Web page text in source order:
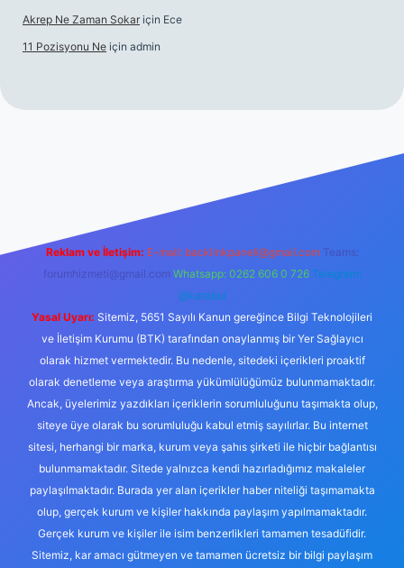
Akrep Ne Zaman Sokar için Ece
11 Pozisyonu Ne için admin
Reklam ve İletişim: E-mail: backlinkpaneli@gmail.com Teams:
forumhizmeti@gmail.com Whatsapp: 0262 606 0 726 Telegram:
@karabul
Yasal Uyarı: Sitemiz, 5651 Sayılı Kanun gereğince Bilgi Teknolojileri
ve İletişim Kurumu (BTK) tarafından onaylanmış bir Yer Sağlayıcı
olarak hizmet vermektedir. Bu nedenle, sitedeki içerikleri proaktif
olarak denetleme veya araştırma yükümlülüğümüz bulunmamaktadır.
Ancak, üyelerimiz yazdıkları içeriklerin sorumluluğunu taşımakta olup,
siteye üye olarak bu sorumluluğu kabul etmiş sayılırlar. Bu internet
sitesi, herhangi bir marka, kurum veya şahıs şirketi ile hiçbir bağlantısı
bulunmamaktadır. Sitede yalnızca kendi hazırladığımız makaleler
paylaşılmaktadır. Burada yer alan içerikler haber niteliği taşımamakta
olup, gerçek kurum ve kişiler hakkında paylaşım yapılmamaktadır.
Gerçek kurum ve kişiler ile isim benzerlikleri tamamen tesadüfidir.
Sitemiz, kar amacı gütmeyen ve tamamen ücretsiz bir bilgi paylaşım